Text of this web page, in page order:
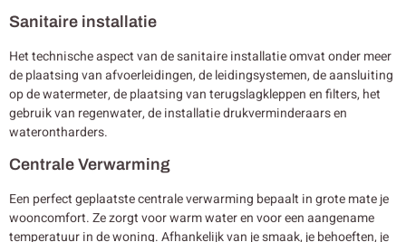
Sanitaire installatie
Het technische aspect van de sanitaire installatie omvat onder meer
de plaatsing van afvoerleidingen, de leidingsystemen, de aansluiting
op de watermeter, de plaatsing van terugslagkleppen en filters, het
gebruik van regenwater, de installatie drukverminderaars en
waterontharders.
Centrale Verwarming
Een perfect geplaatste centrale verwarming bepaalt in grote mate je
wooncomfort. Ze zorgt voor warm water en voor een aangename
temperatuur in de woning. Afhankelijk van je smaak, je behoeften, je